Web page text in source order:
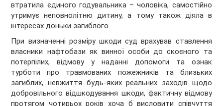
втратила єдиного годувальника – чоловіка, самостійно
утримує неповнолітню дитину, а тому також діяла в
інтересах доньки загиблого.
При визначенні розміру шкоди суд врахував ставлення
власники нафтобази як винної особи до скоєного та
потерпілих, відмову у наданні допомоги та ознак
турботи про травмованих пожежників та близьких
загиблих, невжиття будь-яких реальних заходів щодо
добровільного відшкодування шкоди, фактичну відмову
протягом чотирьох років хоча б висловити співчуття